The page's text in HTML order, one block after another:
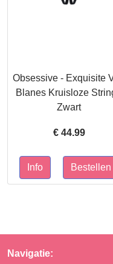
Obsessive - Exquisite
Blanes Kruisloze
Zwart
€ 44.99
Navigatie: